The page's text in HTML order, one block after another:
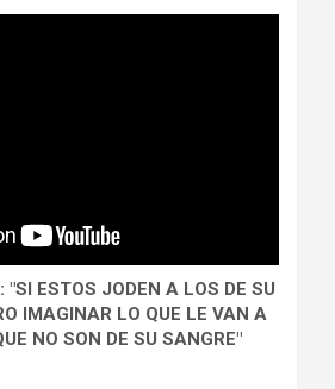
ESTOS JODEN A LOS DE SU
IMAGINAR LO QUE LE VAN A
NO SON DE SU SANGRE"